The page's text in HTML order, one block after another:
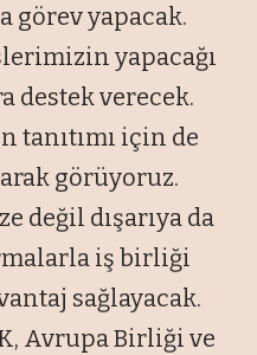
görev yapacak.
yapacağı
destek verecek.
tanıtımı için de
görüyoruz.
değil dışarıya da
iş birliği
sağlayacak.
Avrupa Birliği ve